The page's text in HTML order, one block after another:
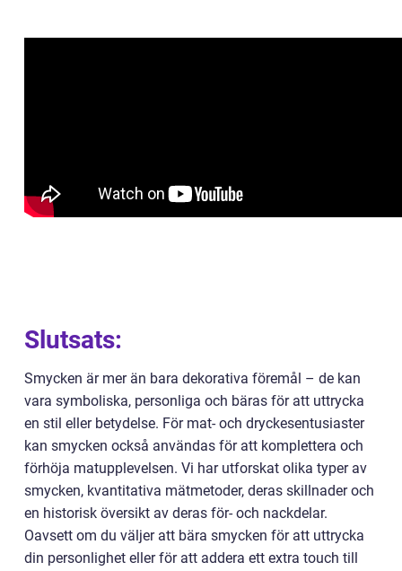
Slutsats:
Smycken är mer än bara dekorativa föremål – de kan
vara symboliska, personliga och bäras för att uttrycka
en stil eller betydelse. För mat- och dryckesentusiaster
kan smycken också användas för att komplettera och
förhöja matupplevelsen. Vi har utforskat olika typer av
smycken, kvantitativa mätmetoder, deras skillnader och
en historisk översikt av deras för- och nackdelar.
Oavsett om du väljer att bära smycken för att uttrycka
din personlighet eller för att addera ett extra touch till